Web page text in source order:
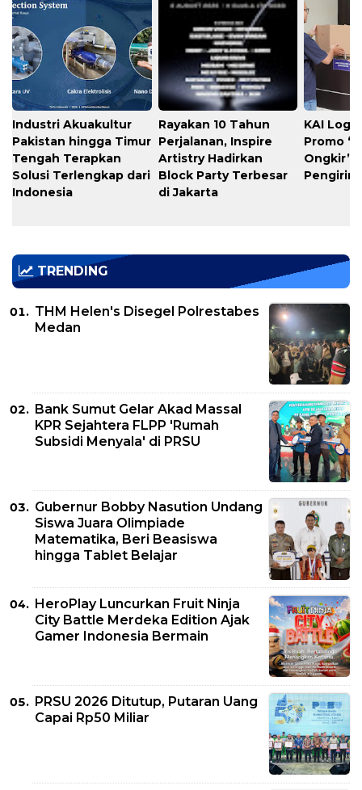
Industri Akuakultur
Pakistan hingga Timur
Tengah Terapkan
Solusi Terlengkap dari
Indonesia
Rayakan 10 Tahun
Perjalanan, Inspire
Artistry Hadirkan
Block Party Terbesar
di Jakarta
KAI
Promo
Ongkir”
TRENDING
THM Helen's Disegel Polrestabes
Medan
Bank Sumut Gelar Akad Massal
KPR Sejahtera FLPP 'Rumah
Subsidi Menyala' di PRSU
Gubernur Bobby Nasution Undang
Siswa Juara Olimpiade
Matematika, Beri Beasiswa
hingga Tablet Belajar
HeroPlay Luncurkan Fruit Ninja
City Battle Merdeka Edition Ajak
Gamer Indonesia Bermain
PRSU 2026 Ditutup, Putaran Uang
Capai Rp50 Miliar